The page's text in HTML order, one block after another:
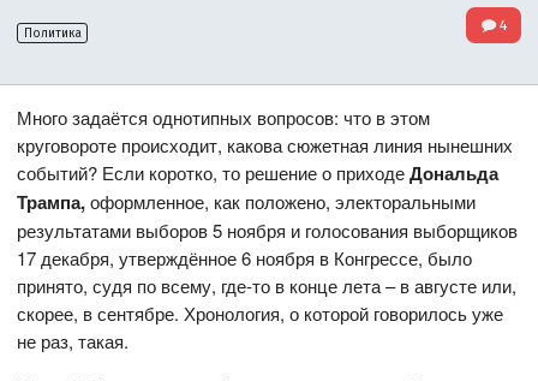
Политика 4
Много задаётся однотипных вопросов: что в этом
круговороте происходит, какова сюжетная линия нынешних
событий? Если коротко, то решение о приходеДональда
Трампа,оформленное, как положено, электоральными
результатами выборов 5 ноября и голосования выборщиков
17 декабря, утверждённое 6 ноября в Конгрессе, было
принято, судя по всему, где-то в конце лета – в августе или,
скорее, в сентябре. Хронология, о которой говорилось уже
не раз, такая.